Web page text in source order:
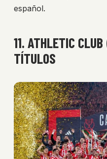
español.
11. ATHLETIC
TÍTULOS